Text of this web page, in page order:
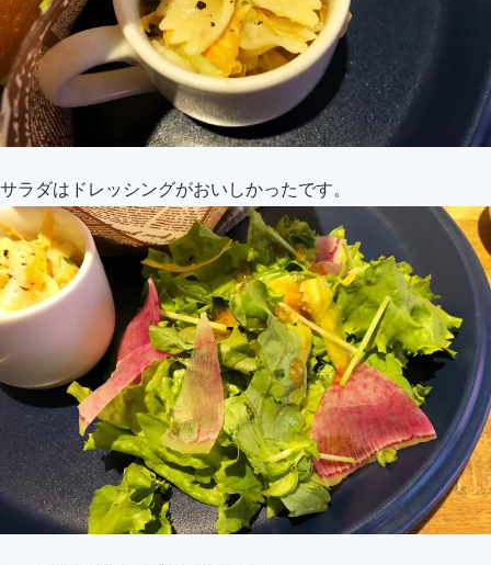
サラダはドレッシングがおいしかったです。